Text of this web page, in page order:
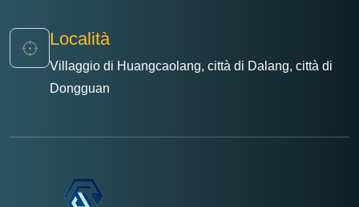
Località
Villaggio di Huangcaolang, città di Dalang, città di
Dongguan